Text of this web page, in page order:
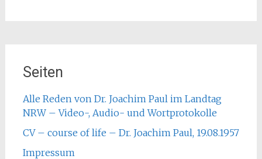
Seiten
Alle Reden von Dr. Joachim Paul im Landtag
NRW – Video-, Audio- und Wortprotokolle
CV – course of life – Dr. Joachim Paul, 19.08.1957
Impressum